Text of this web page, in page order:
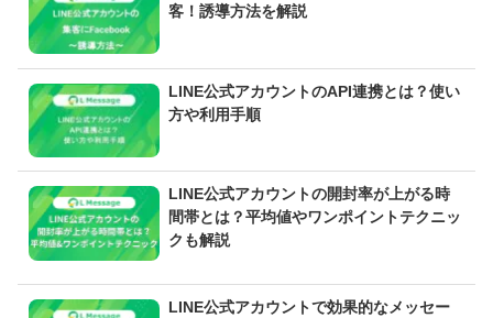
客！誘導方法を解説
LINE公式アカウントのAPI連携とは？使い
方や利用手順
LINE公式アカウントの開封率が上がる時
間帯とは？平均値やワンポイントテクニッ
クも解説
LINE公式アカウントで効果的なメッセー